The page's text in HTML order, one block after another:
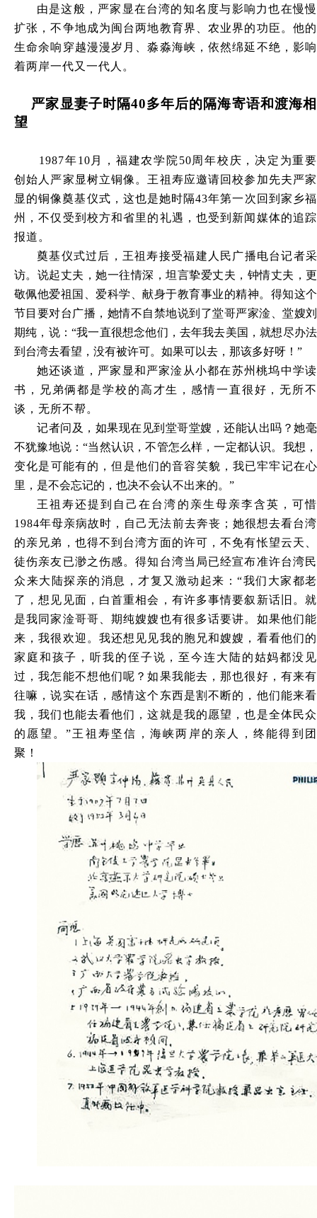
由是这般，严家显在台湾的知名度与影响力也在慢慢
扩张，不争地成为闽台两地教育界、农业界的功臣。他的
生命余响穿越漫漫岁月、淼淼海峡，依然绵延不绝，影响
着两岸一代又一代人。
严家显妻子时隔40多年后的隔海寄语和渡海相
望
1987年10月，福建农学院50周年校庆，决定为重要
创始人严家显树立铜像。王祖寿应邀请回校参加先夫严家
显的铜像奠基仪式，这也是她时隔43年第一次回到家乡福
州，不仅受到校方和省里的礼遇，也受到新闻媒体的追踪
报道。
奠基仪式过后，王祖寿接受福建人民广播电台记者采
访。说起丈夫，她一往情深，坦言挚爱丈夫，钟情丈夫，更
敬佩他爱祖国、爱科学、献身于教育事业的精神。得知这个
节目要对台广播，她情不自禁地说到了堂哥严家淦、堂嫂刘
期纯，说： “我一直很想念他们，去年我去美国，就想尽办法
到台湾去看望，没有被许可。如果可以去，那该多好呀！”
她还谈道，严家显和严家淦从小都在苏州桃坞中学读
书，兄弟俩都是学校的高才生，感情一直很好，无所不
谈，无所不帮。
记者问及，如果现在见到堂哥堂嫂，还能认出吗？她毫
不犹豫地说：“当然认识，不管怎么样，一定都认识。我想，
变化是可能有的，但是他们的音容笑貌，我已牢牢记在心
里，是不会忘记的，也决不会认不出来的。”
王祖寿还提到自己在台湾的亲生母亲李含英，可惜
1984年母亲病故时，自己无法前去奔丧；她很想去看台湾
的亲兄弟，也得不到台湾方面的许可，不免有怅望云天、
徒伤亲友已渺之伤感。得知台湾当局已经宣布准许台湾民
众来大陆探亲的消息，才复又激动起来：“我们大家都老
了，想见见面，白首重相会，有许多事情要叙新话旧。就
是我同家淦哥哥、期纯嫂嫂也有很多话要讲。如果他们能
来，我很欢迎。我还想见见我的胞兄和嫂嫂，看看他们的
家庭和孩子，听我的侄子说，至今连大陆的姑妈都没见
过，我怎能不想他们呢？如果我能去，那也很好，有来有
往嘛，说实在话，感情这个东西是割不断的，他们能来看
我，我们也能去看他们，这就是我的愿望，也是全体民众
的愿望。”王祖寿坚信，海峡两岸的亲人，终能得到团
聚！